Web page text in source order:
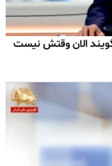
الان وقتش نیست